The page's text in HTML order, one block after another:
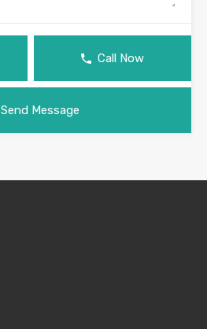
Call Now
Send Message